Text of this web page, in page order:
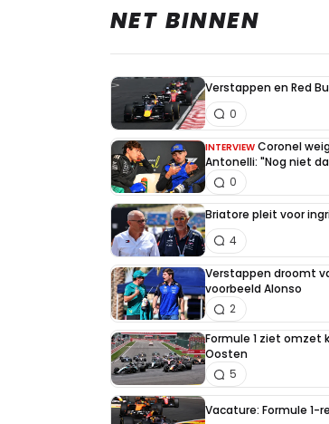
NET BINNEN
Verstappen en Red
0
INTERVIEW Coronel
Antonelli: "Nog niet
0
Briatore pleit voor
4
Verstappen droomt
voorbeeld Alonso
2
Formule 1 ziet omzet
Oosten
5
Vacature: Formule 1-